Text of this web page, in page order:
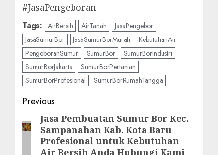
#JasaPengeboran
Tags: AirBersih AirTanah
JasaPengebor
JasaSumurBor
JasaSumurBorMurah
KebutuhanAir
PengeboranSumur
SumurBor
SumurBorIndustri
SumurBorJakarta
SumurBorPertanian
SumurBorProfesional
SumurBorRumahTangga
Post
navigation
Previous
Previous
post:
Jasa Pembuatan Sumur Bor Kec.
Sampanahan Kab. Kota Baru
Profesional untuk Kebutuhan
Air Bersih Anda Hubungi Kami